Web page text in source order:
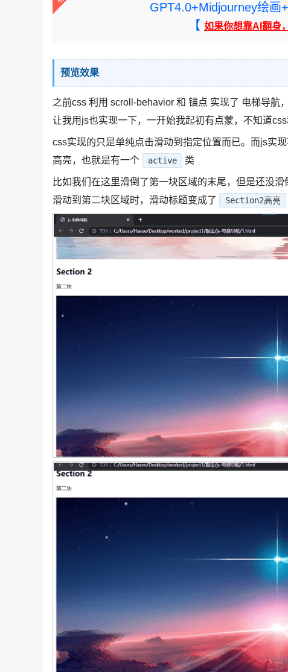
GPT4.0+Midjourney绘画
【 如果你想靠AI翻身
预览效果
之前css 利用 scroll-behavior 和 锚点 实现了 电梯导航
让我用js也实现一下，一开始我起初有点蒙，不知道
css实现的只是单纯点击滑动到指定位置而已。而js实
高亮，也就是有一个
active 类
比如我们在这里滑倒了第一块区域的末尾，但是还没
滑动到第二块区域时，滑动标题变成了
Section2高亮